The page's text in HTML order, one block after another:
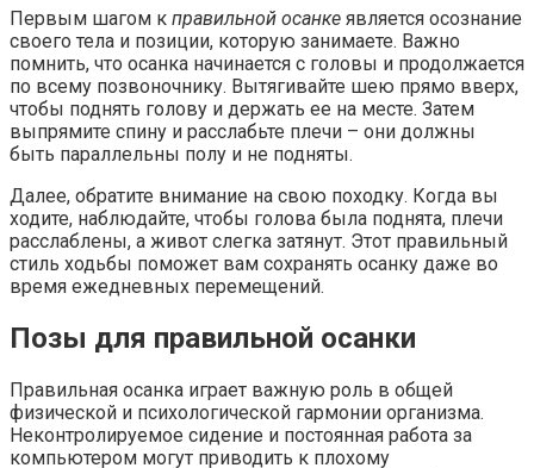
Первым шагом к правильной осанке является осознание
своего тела и позиции, которую занимаете. Важно
помнить, что осанка начинается с головы и продолжается
по всему позвоночнику. Вытягивайте шею прямо вверх,
чтобы поднять голову и держать ее на месте. Затем
выпрямите спину и расслабьте плечи – они должны
быть параллельны полу и не подняты.
Далее, обратите внимание на свою походку. Когда вы
ходите, наблюдайте, чтобы голова была поднята, плечи
расслаблены, а живот слегка затянут. Этот правильный
стиль ходьбы поможет вам сохранять осанку даже во
время ежедневных перемещений.
Позы для правильной осанки
Правильная осанка играет важную роль в общей
физической и психологической гармонии организма.
Неконтролируемое сидение и постоянная работа за
компьютером могут приводить к плохому